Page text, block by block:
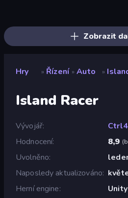
Zobrazit
Hry » Řízení » Auto »
Island Racer
Vývojář
Hodnocení
8,9 (
Uvolněno
Naposledy aktualizováno
Herní engine